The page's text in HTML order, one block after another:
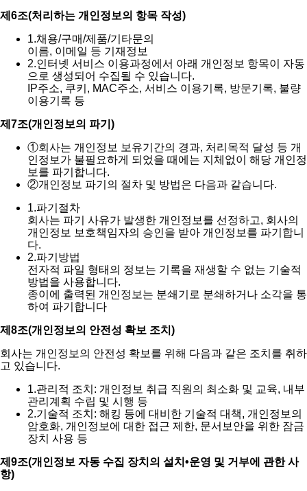
제6조(처리하는 개인정보의 항목 작성)
1.채용/구매/제품/기타문의
이름, 이메일 등 기재정보
2.인터넷 서비스 이용과정에서 아래 개인정보 항목이 자동
으로 생성되어 수집될 수 있습니다.
IP주소, 쿠키, MAC주소, 서비스 이용기록, 방문기록, 불량
이용기록 등
제7조(개인정보의 파기)
①회사는 개인정보 보유기간의 경과, 처리목적 달성 등 개
인정보가 불필요하게 되었을 때에는 지체없이 해당 개인정
보를 파기합니다.
②개인정보 파기의 절차 및 방법은 다음과 같습니다.
1.파기절차
회사는 파기 사유가 발생한 개인정보를 선정하고, 회사의
개인정보 보호책임자의 승인을 받아 개인정보를 파기합니
다.
2.파기방법
전자적 파일 형태의 정보는 기록을 재생할 수 없는 기술적
방법을 사용합니다.
종이에 출력된 개인정보는 분쇄기로 분쇄하거나 소각을 통
하여 파기합니다
제8조(개인정보의 안전성 확보 조치)
회사는 개인정보의 안전성 확보를 위해 다음과 같은 조치를 취하
고 있습니다.
1.관리적 조치: 개인정보 취급 직원의 최소화 및 교육, 내부
관리계획 수립 및 시행 등
2.기술적 조치: 해킹 등에 대비한 기술적 대책, 개인정보의
암호화, 개인정보에 대한 접근 제한, 문서보안을 위한 잠금
장치 사용 등
제9조(개인정보 자동 수집 장치의 설치•운영 및 거부에 관한 사
항)